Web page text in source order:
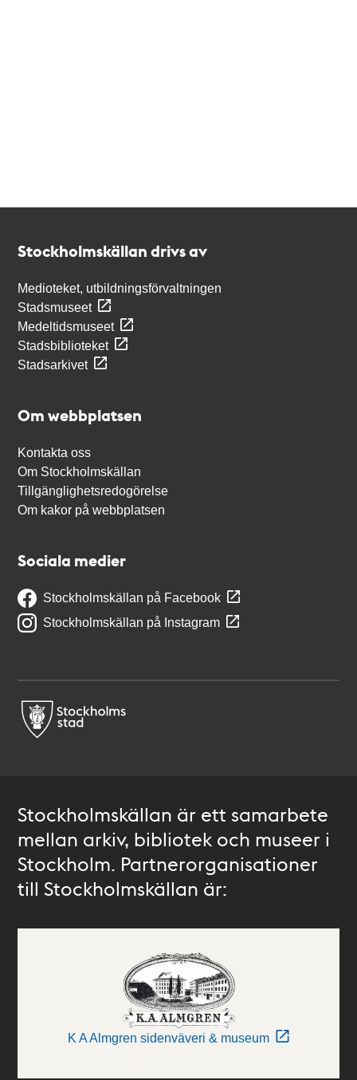
Stockholmskällan drivs av
Medioteket, utbildningsförvaltningen
Stadsmuseet
Medeltidsmuseet
Stadsbiblioteket
Stadsarkivet
Om webbplatsen
Kontakta oss
Om Stockholmskällan
Tillgänglighetsredogörelse
Om kakor på webbplatsen
Sociala medier
Stockholmskällan på Facebook
Stockholmskällan på Instagram
Stockholmskällan är ett samarbete
mellan arkiv, bibliotek och museer i
Stockholm. Partnerorganisationer
till Stockholmskällan är:
K A Almgren sidenväveri & museum